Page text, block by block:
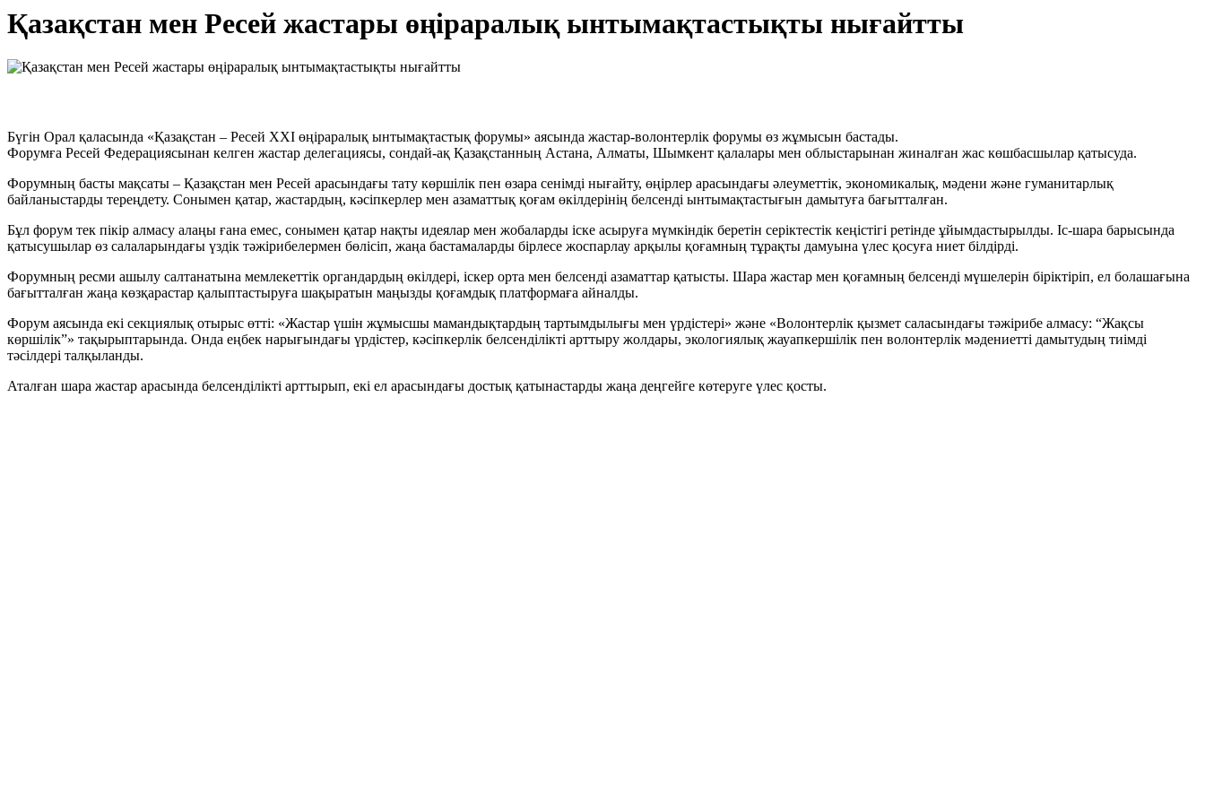
Қазақстан мен Ресей жастары өңіраралық ынтымақтастықты нығайтты
Бүгін Орал қаласында «Қазақстан – Ресей XXI өңіраралық ынтымақтастық форумы» аясында жастар-волонтерлік форумы өз жұмысын бастады.
Форумға Ресей Федерациясынан келген жастар делегациясы, сондай-ақ Қазақстанның Астана, Алматы, Шымкент қалалары мен облыстарынан жиналған жас көшбасшылар қатысуда.
Форумның басты мақсаты – Қазақстан мен Ресей арасындағы тату көршілік пен өзара сенімді нығайту, өңірлер арасындағы әлеуметтік, экономикалық, мәдени және гуманитарлық
байланыстарды тереңдету. Сонымен қатар, жастардың, кәсіпкерлер мен азаматтық қоғам өкілдерінің белсенді ынтымақтастығын дамытуға бағытталған.
Бұл форум тек пікір алмасу алаңы ғана емес, сонымен қатар нақты идеялар мен жобаларды іске асыруға мүмкіндік беретін серіктестік кеңістігі ретінде ұйымдастырылды. Іс-шара барысында
қатысушылар өз салаларындағы үздік тәжірибелермен бөлісіп, жаңа бастамаларды бірлесе жоспарлау арқылы қоғамның тұрақты дамуына үлес қосуға ниет білдірді.
Форумның ресми ашылу салтанатына мемлекеттік органдардың өкілдері, іскер орта мен белсенді азаматтар қатысты. Шара жастар мен қоғамның белсенді мүшелерін біріктіріп, ел болашағына
бағытталған жаңа көзқарастар қалыптастыруға шақыратын маңызды қоғамдық платформаға айналды.
Форум аясында екі секциялық отырыс өтті: «Жастар үшін жұмысшы мамандықтардың тартымдылығы мен үрдістері» және «Волонтерлік қызмет саласындағы тәжірибе алмасу: “Жақсы
көршілік”» тақырыптарында. Онда еңбек нарығындағы үрдістер, кәсіпкерлік белсенділікті арттыру жолдары, экологиялық жауапкершілік пен волонтерлік мәдениетті дамытудың тиімді
тәсілдері талқыланды.
Аталған шара жастар арасында белсенділікті арттырып, екі ел арасындағы достық қатынастарды жаңа деңгейге көтеруге үлес қосты.